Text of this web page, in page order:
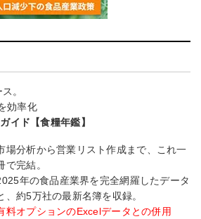
。
効率化
イド【食糧年鑑】
場分析から営業リスト作成まで、これ一
で完結。
年の食品産業界を完全網羅したデータ
、約5万社の最新名簿を収録。
料オプションのExcelデータとの併用